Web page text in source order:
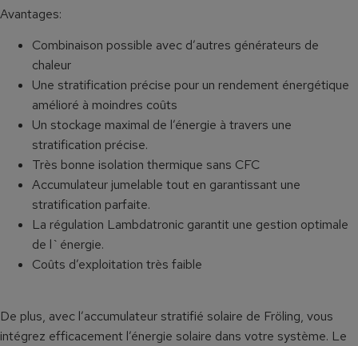
Avantages:
Combinaison possible avec d’autres générateurs de
chaleur
Une stratification précise pour un rendement énergétique
amélioré à moindres coûts
Un stockage maximal de l’énergie à travers une
stratification précise.
Très bonne isolation thermique sans CFC
Accumulateur jumelable tout en garantissant une
stratification parfaite.
La régulation Lambdatronic garantit une gestion optimale
de l`énergie.
Coûts d’exploitation très faible
De plus, avec l’accumulateur stratifié solaire de Fröling, vous
intégrez efficacement l’énergie solaire dans votre système. Le